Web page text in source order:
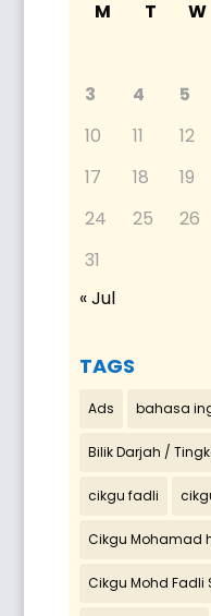
M T W
3
4 5
10
11 12
17
18 19
24
25 26
31
« Jul
TAGS
Ads bahasa
Bilik Darjah /
cikgu fadli
Cikgu Mohamad
Cikgu Mohd Fadli